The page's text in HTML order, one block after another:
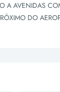
A AVENIDAS
DO